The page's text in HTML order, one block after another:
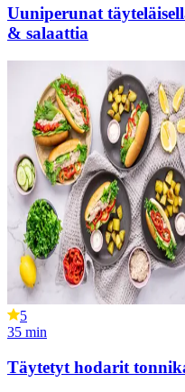
Uuniperunat
& salaattia
5
35 min
Täytetyt hodarit